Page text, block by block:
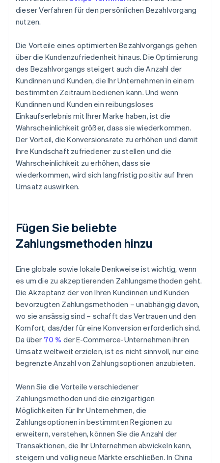
dieser Verfahren für den persönlichen Bezahlvorgang
nutzen.
Die Vorteile eines optimierten Bezahlvorgangs gehen
über die Kundenzufriedenheit hinaus. Die Optimierung
des Bezahlvorgangs steigert auch die Anzahl der
Kundinnen und Kunden, die Ihr Unternehmen in einem
bestimmten Zeitraum bedienen kann. Und wenn
Kundinnen und Kunden ein reibungsloses
Einkaufserlebnis mit Ihrer Marke haben, ist die
Wahrscheinlichkeit größer, dass sie wiederkommen.
Der Vorteil, die Konversionsrate zu erhöhen und damit
Ihre Kundschaft zufriedener zu stellen und die
Wahrscheinlichkeit zu erhöhen, dass sie
wiederkommen, wird sich langfristig positiv auf Ihren
Umsatz auswirken.
Fügen Sie beliebte
Zahlungsmethoden hinzu
Eine globale sowie lokale Denkweise ist wichtig, wenn
es um die zu akzeptierenden Zahlungsmethoden geht.
Die Akzeptanz der von Ihren Kundinnen und Kunden
bevorzugten Zahlungsmethoden – unabhängig davon,
wo sie ansässig sind – schafft das Vertrauen und den
Komfort, das/der für eine Konversion erforderlich sind.
Da über 70 % der E-Commerce-Unternehmen ihren
Umsatz weltweit erzielen, ist es nicht sinnvoll, nur eine
begrenzte Anzahl von Zahlungsoptionen anzubieten.
Wenn Sie die Vorteile verschiedener
Zahlungsmethoden und die einzigartigen
Möglichkeiten für Ihr Unternehmen, die
Zahlungsoptionen in bestimmten Regionen zu
erweitern, verstehen, können Sie die Anzahl der
Transaktionen, die Ihr Unternehmen abwickeln kann,
steigern und völlig neue Märkte erschließen. In China